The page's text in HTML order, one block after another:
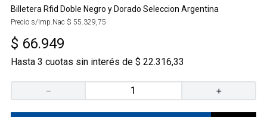
Billetera Rfid Doble Negro y Dorado Seleccion Argentina
Precio s/Imp.Nac $ 55 329 75
$ 66.949
Hasta 3 cuotas sin interés de $ 22.316,33
＋
－